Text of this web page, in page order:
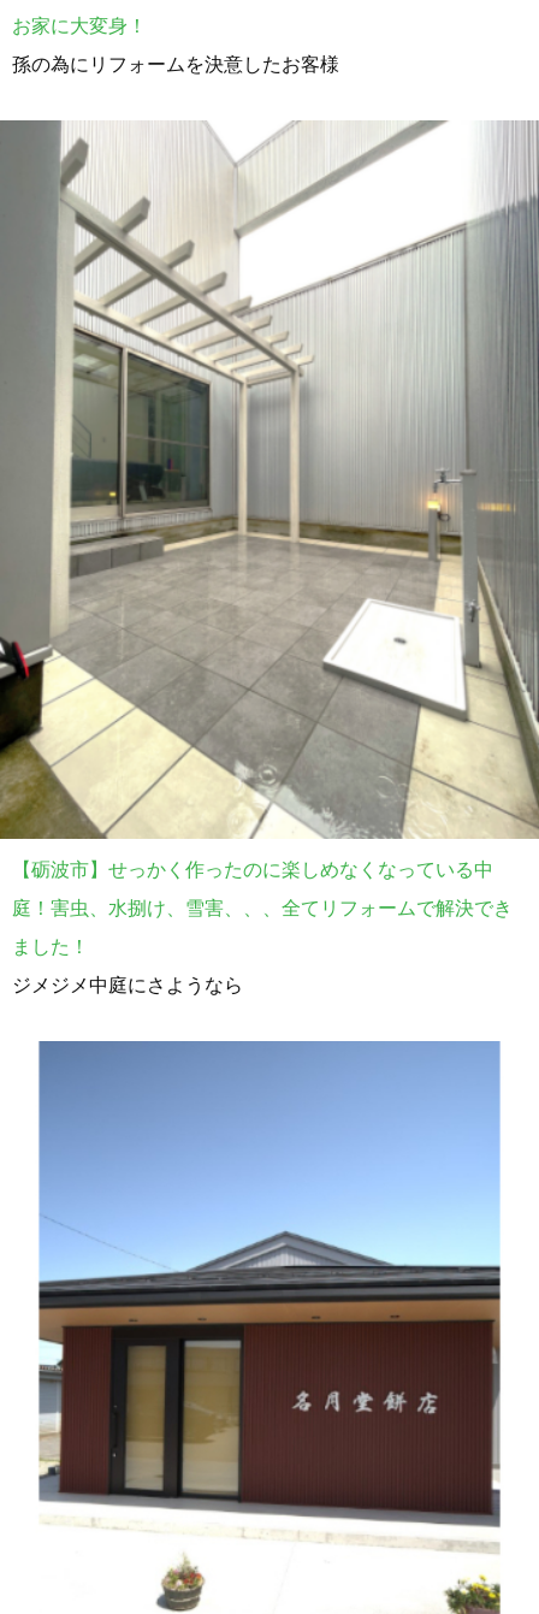
お家に大変身！
孫の為にリフォームを決意したお客様
【砺波市】せっかく作ったのに楽しめなくなっている中
庭！害虫、水捌け、雪害、、、全てリフォームで解決でき
ました！
ジメジメ中庭にさようなら